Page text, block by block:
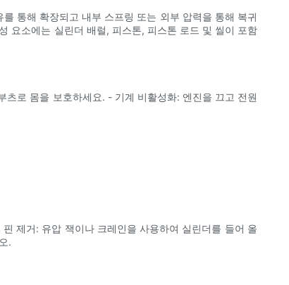
통해 확장되고 내부 스프링 또는 외부 압력을 통해 복귀
요소에는 실린더 배럴, 피스톤, 피스톤 로드 및 씰이 포함
로 몸을 보호하세요. - 기계 비활성화: 엔진을 끄고 전원
제거: 유압 잭이나 크레인을 사용하여 실린더를 들어 올
.